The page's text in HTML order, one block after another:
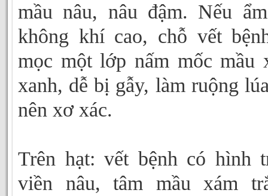
mầu nâu, nâu đậm. Nếu
không khí cao, chỗ vết
mọc một lớp nấm mốc mầu
xanh, dễ bị gẫy, làm ruộng
nên xơ xác.
Trên hạt: vết bệnh có hình
viền nâu, tâm mầu xám